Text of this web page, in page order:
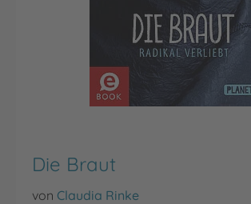
Die Braut
von Claudia Rinke